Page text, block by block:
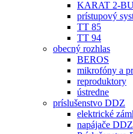
KARAT 2-
prístupový
TT 85
TT 94
obecný rozhlas
BEROS
mikrofóny a
reproduktory
ústredne
príslušenstvo DDZ
elektrické
napájače DDZ